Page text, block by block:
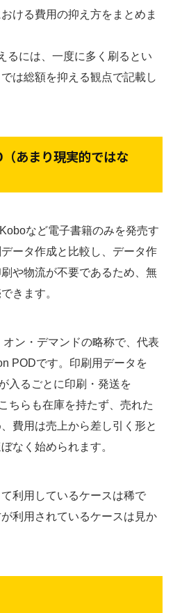
ける費用の抑え方をまとめま
るには、一度に多く刷るとい
は総額を抑える観点で記載し
あまり現実的ではな
など電子書籍のみを発売す
ータ作成と比較し、データ作
や物流が不要であるため、無
きます。
ン・デマンドの略称で、代表
PODです。印刷用データを
入るごとに印刷・発送を
ちらも在庫を持たず、売れた
費用は売上から差し引く形と
なく始められます。
利用しているケースは稀で
利用されているケースは見か